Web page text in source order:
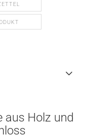
aus Holz und